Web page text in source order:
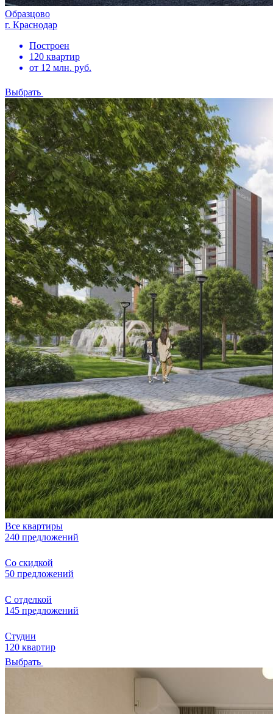
Образцово
г. Краснодар
Построен
120 квартир
от 12 млн. руб.
Выбрать
Все квартиры
240 предложений
Со скидкой
50 предложений
С отделкой
145 предложений
Студии
120 квартир
Выбрать